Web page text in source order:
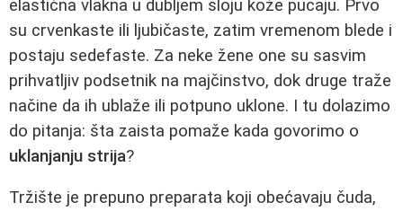
elastična vlakna u dubljem sloju kože pucaju. Prvo
su crvenkaste ili ljubičaste, zatim vremenom blede i
postaju sedefaste. Za neke žene one su sasvim
prihvatljiv podsetnik na majčinstvo, dok druge traže
načine da ih ublaže ili potpuno uklone. I tu dolazimo
do pitanja: šta zaista pomaže kada govorimo o
uklanjanju strija?
Tržište je prepuno preparata koji obećavaju čuda,